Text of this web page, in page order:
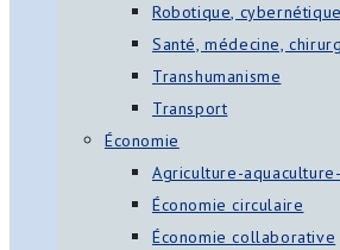
Robotique,
Santé, médecine,
Transhumanisme
Transport
Économie
Agriculture-
Économie circulaire
Économie collaborative